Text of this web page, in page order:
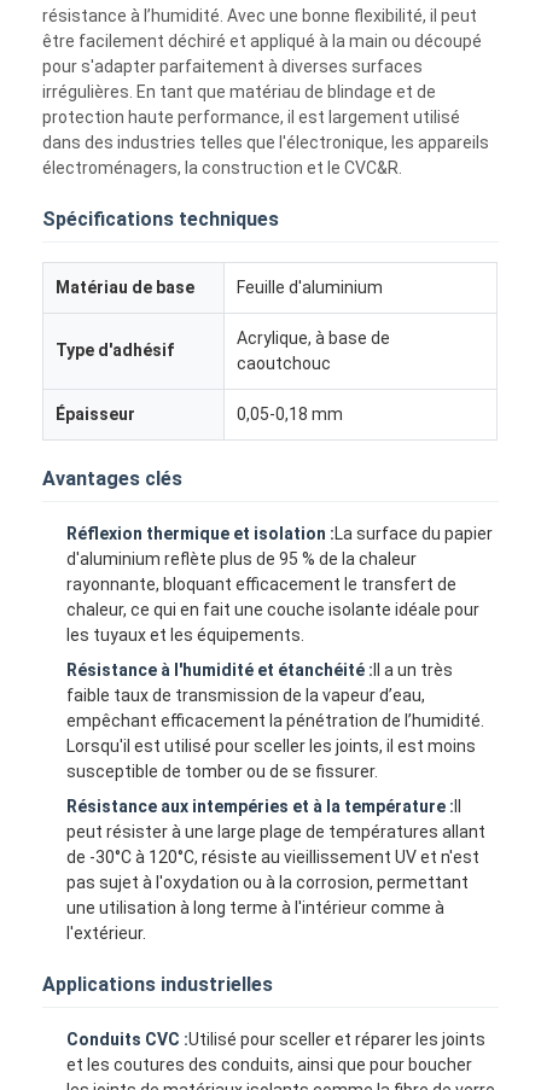
Au sujet de nous
résistance à l’humidité. Avec une bonne flexibilité, il peut
être facilement déchiré et appliqué à la main ou découpé
pour s'adapter parfaitement à diverses surfaces
irrégulières. En tant que matériau de blindage et de
protection haute performance, il est largement utilisé
dans des industries telles que l'électronique, les appareils
électroménagers, la construction et le CVC&R.
Spécifications techniques
Matériau de base Feuille d'aluminium
Type d'adhésif
Acrylique, à base de
caoutchouc
Épaisseur 0,05-0,18 mm
Avantages clés
Réflexion thermique et isolation :La surface du papier
d'aluminium reflète plus de 95 % de la chaleur
rayonnante, bloquant efficacement le transfert de
chaleur, ce qui en fait une couche isolante idéale pour
les tuyaux et les équipements.
Résistance à l'humidité et étanchéité : Il a un très
faible taux de transmission de la vapeur d’eau,
empêchant efficacement la pénétration de l’humidité.
Lorsqu'il est utilisé pour sceller les joints, il est moins
susceptible de tomber ou de se fissurer.
Résistance aux intempéries et à la température :
peut résister à une large plage de températures allant
de -30°C à 120°C, résiste au vieillissement UV et n'est
pas sujet à l'oxydation ou à la corrosion, permettant
une utilisation à long terme à l'intérieur comme à
l'extérieur.
Applications industrielles
Conduits CVC :Utilisé pour sceller et réparer les joints
et les coutures des conduits, ainsi que pour boucher